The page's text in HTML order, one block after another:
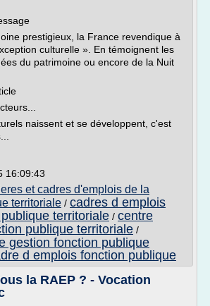
prestigieux, la France revendique à
culturelle ». En témoignent les
du patrimoine ou encore de la Nuit
naissent et se développent, c'est
16:09:43
et cadres d'emplois de la
territoriale / cadres d emplois
territoriale / centre
publique territoriale /
gestion fonction publique
d emplois fonction publique
la RAEP ? - Vocation